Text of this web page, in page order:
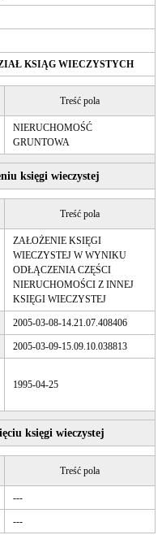
KSIĄG WIECZYSTYCH
Treść pola
NIERUCHOMOŚĆ
GRUNTOWA
księgi wieczystej
Treść pola
ZAŁOŻENIE KSIĘGI
WIECZYSTEJ W WYNIKU
ODŁĄCZENIA CZĘŚCI
NIERUCHOMOŚCI Z INNEJ
KSIĘGI WIECZYSTEJ
2005-03-08-14.21.07.408406
2005-03-09-15.09.10.038813
1995-04-25
księgi wieczystej
Treść pola
---
---